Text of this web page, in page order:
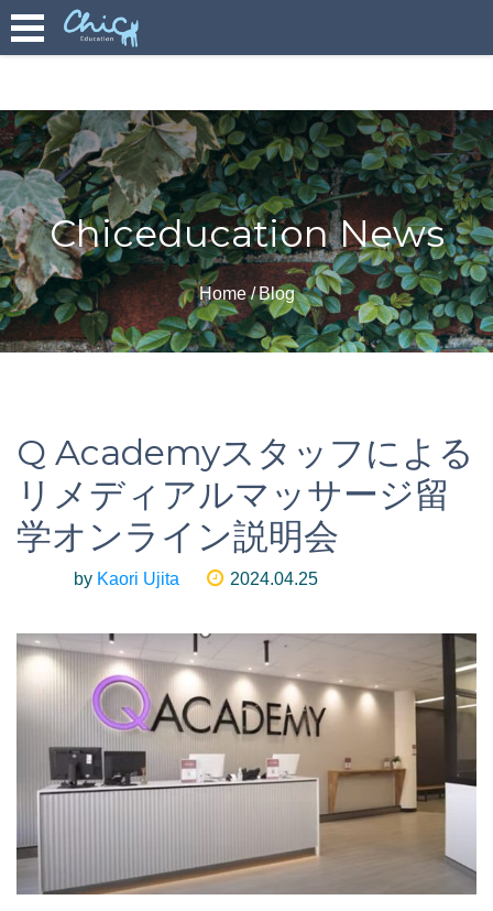
Chiceducation News
Home Blog
Q Academyスタッフによる
リメディアルマッサージ留
学オンライン説明会
by Kaori Ujita 2024.04.25